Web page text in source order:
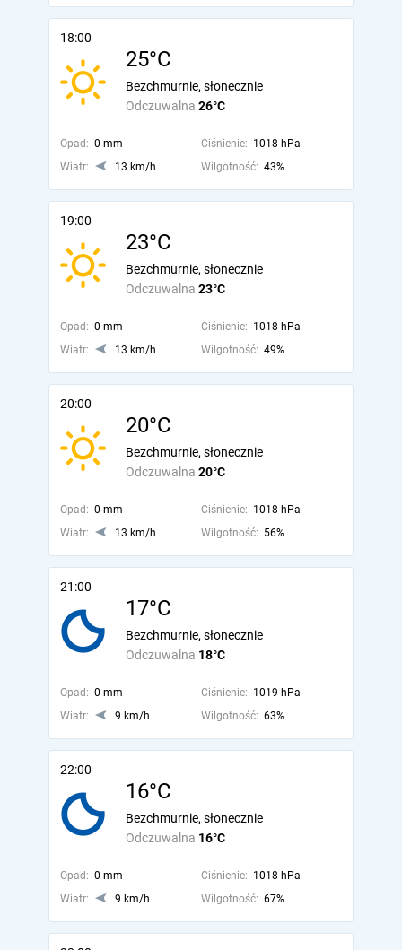
18:00
25°C
Odczuwalna 26°C
Bezchmurnie, słonecznie
Opad: 0 mm Ciśnienie: 1018 hPa
Wiatr:
13 km/h Wilgotność: 43%
19:00
23°C
Odczuwalna 23°C
Bezchmurnie, słonecznie
Opad: 0 mm Ciśnienie: 1018 hPa
Wiatr:
13 km/h Wilgotność: 49%
20:00
20°C
Odczuwalna 20°C
Bezchmurnie, słonecznie
Opad: 0 mm Ciśnienie: 1018 hPa
Wiatr:
13 km/h Wilgotność: 56%
21:00
17°C
Odczuwalna 18°C
Bezchmurnie, słonecznie
Opad: 0 mm Ciśnienie: 1019 hPa
Wiatr:
9 km/h Wilgotność: 63%
22:00
16°C
Odczuwalna 16°C
Bezchmurnie, słonecznie
Opad: 0 mm Ciśnienie: 1018 hPa
Wiatr:
9 km/h Wilgotność: 67%